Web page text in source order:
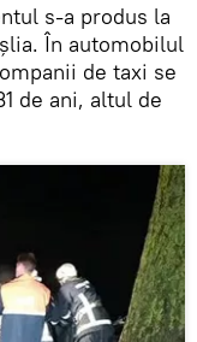
s-a produs la
În automobilul
de taxi se
de ani, altul de